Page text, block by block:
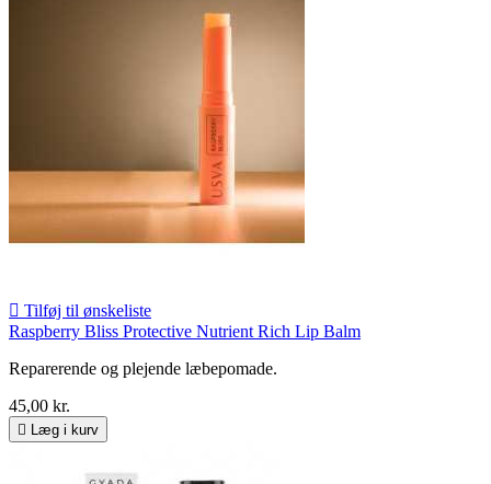
 Tilføj til ønskeliste
Raspberry Bliss Protective Nutrient Rich Lip Balm
Reparerende og plejende læbepomade.
45,00 kr.
 Læg i kurv